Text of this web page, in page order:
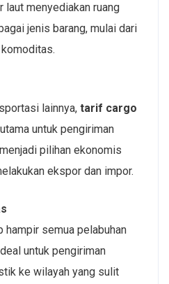
laut menyediakan ruang
jenis barang, mulai dari
lainnya, tarif cargo
untuk pengiriman
pilihan ekonomis
ekspor dan impor.
hampir semua pelabuhan
untuk pengiriman
ke wilayah yang sulit